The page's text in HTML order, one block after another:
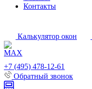
Контакты
Калькулятор окон
+7 (495) 478-12-61
Обратный звонок